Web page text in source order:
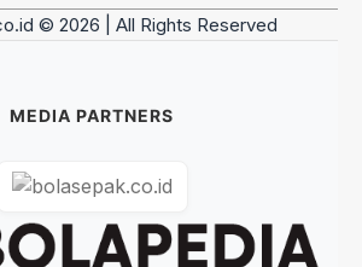
© 2026 | All Rights Reserved
MEDIA PARTNERS